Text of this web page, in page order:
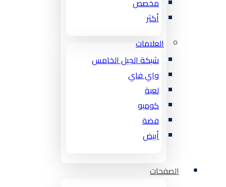
مخصص
أكثر
العلامات
شبكة الجيل الخامس
واي فاي
لعبة
كومبو
فضة
أبيض
الصفحات